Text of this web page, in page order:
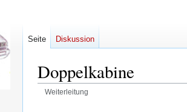
Doppelkabine
Weiterleitung
Seite Diskussion